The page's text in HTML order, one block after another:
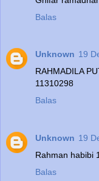
Balas
Unknown 19
RAHMADILA
11310298
Balas
Unknown 19
Rahman habibi
Balas